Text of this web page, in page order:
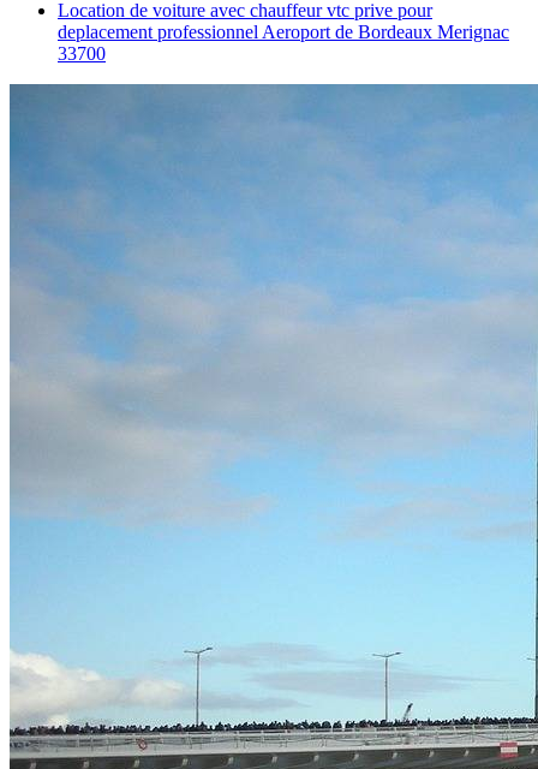
Location de voiture avec chauffeur vtc prive pour
deplacement professionnel Aeroport de Bordeaux Merignac
33700